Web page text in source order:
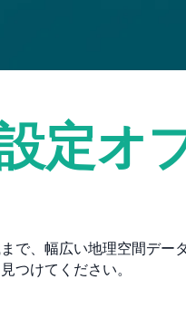
定オ
で、幅広い地理空間デ
つけてください。